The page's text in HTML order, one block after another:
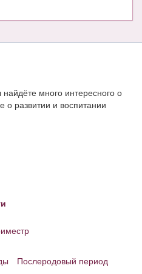
ребенка
много интересного о
о развитии и воспитании
Послеродовый период